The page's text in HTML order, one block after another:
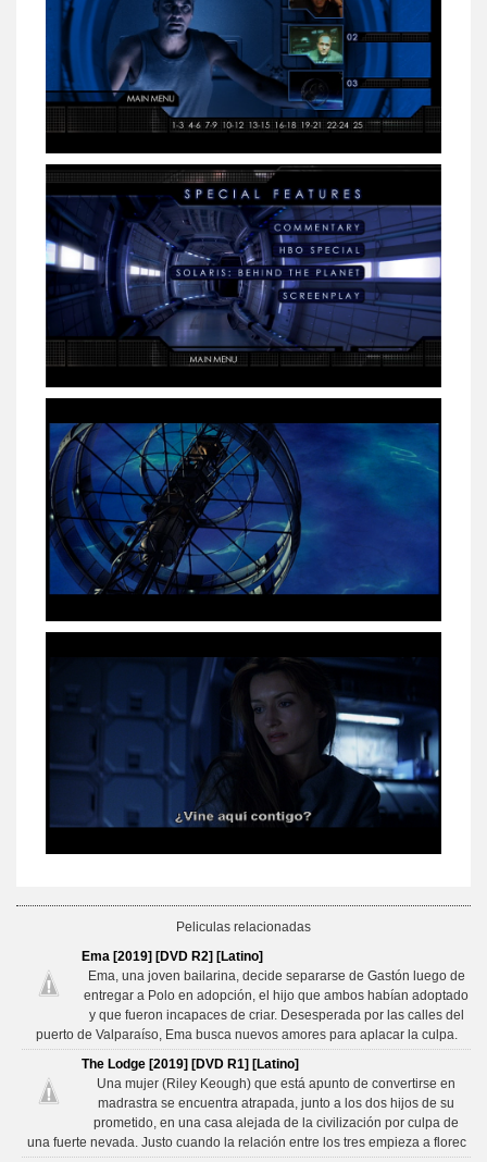
Peliculas relacionadas
Ema [2019] [DVD R2] [Latino]
Ema, una joven bailarina, decide separarse de Gastón luego de
entregar a Polo en adopción, el hijo que ambos habían adoptado
y que fueron incapaces de criar. Desesperada por las calles del
puerto de Valparaíso, Ema busca nuevos amores para aplacar la culpa.
The Lodge [2019] [DVD R1] [Latino]
Una mujer (Riley Keough) que está apunto de convertirse en
madrastra se encuentra atrapada, junto a los dos hijos de su
prometido, en una casa alejada de la civilización por culpa de
una fuerte nevada. Justo cuando la relación entre los tres empieza a florec